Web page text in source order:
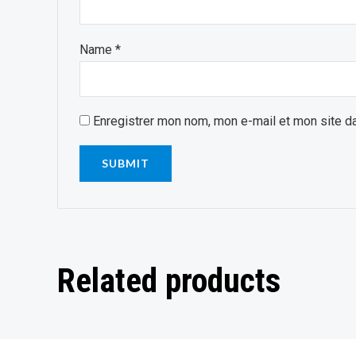
Name *
Enregistrer mon nom, mon e-mail et mon site
Related products